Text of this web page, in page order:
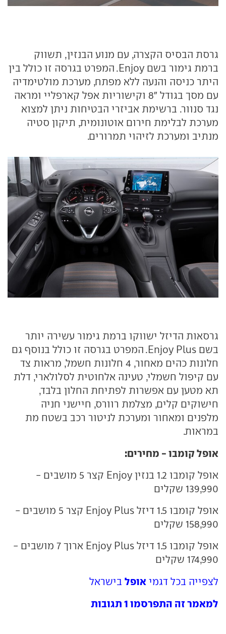
גרסת הבסיס הקצרה, עם מנוע הבנזין, תשווק
ברמת גימור בשם Enjoy. המפרט בגרסה זו כולל בין
היתר כניסה והנעה ללא מפתח, מערכת מולטימדיה
עם מסך בגודל "8 וקישוריות אפל קארפליי ומראה
נגד סנוור. ברשימת אביזרי הבטיחות ניתן למצוא
מערכת לבלימת חירום אוטונומית, תיקון סטיה
מנתיב ומערכת לזיהוי תמרורים.
גרסאות הדיזל ישווקו ברמת גימור עשירה יותר
בשם Enjoy Plus. המפרט בגרסה זו כולל בנוסף גם
חלונות כהים מאחור, 4 חלונות חשמל, מראות צד
עם קיפול חשמלי, טעינה אלחוטית לסלולארי, דלת
תא מטען עם אפשרות לפתיחת החלון בלבד,
חישוקים קלים, מצלמת רוורס, חיישני חניה
מלפנים ומאחור ומערכת לניטור רכב בשטח מת
במראות.
אופל קומבו - מחירים:
אופל קומבו 1.2 בנזין Enjoy קצר 5 מושבים -
139,990 שקלים
אופל קומבו 1.5 דיזל Enjoy Plus קצר 5 מושבים -
158,990 שקלים
אופל קומבו 1.5 דיזל Enjoy Plus ארוך 7 מושבים -
174,990 שקלים
לצפייה בכל דגמי אופל בישראל
למאמר זה התפרסמו 1 תגובות